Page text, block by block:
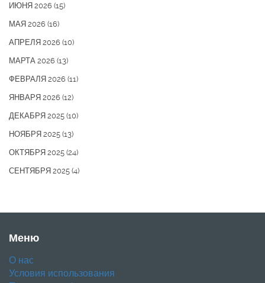
ИЮНЯ 2026 (15)
МАЯ 2026 (16)
АПРЕЛЯ 2026 (10)
МАРТА 2026 (13)
ФЕВРАЛЯ 2026 (11)
ЯНВАРЯ 2026 (12)
ДЕКАБРЯ 2025 (10)
НОЯБРЯ 2025 (13)
ОКТЯБРЯ 2025 (24)
СЕНТЯБРЯ 2025 (4)
Меню
О нас
Условия использования